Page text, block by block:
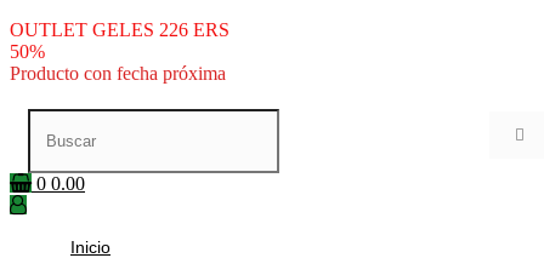
OUTLET GELES 226 ERS
50%
Producto con fecha próxima

0 0.00
Inicio